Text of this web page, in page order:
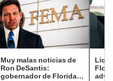
Muy malas noticias de
Ron DeSantis:
gobernador de Florida